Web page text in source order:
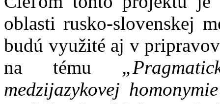
oblasti rusko-slovenskej
budú využité aj v
na tému
medzijazykovej